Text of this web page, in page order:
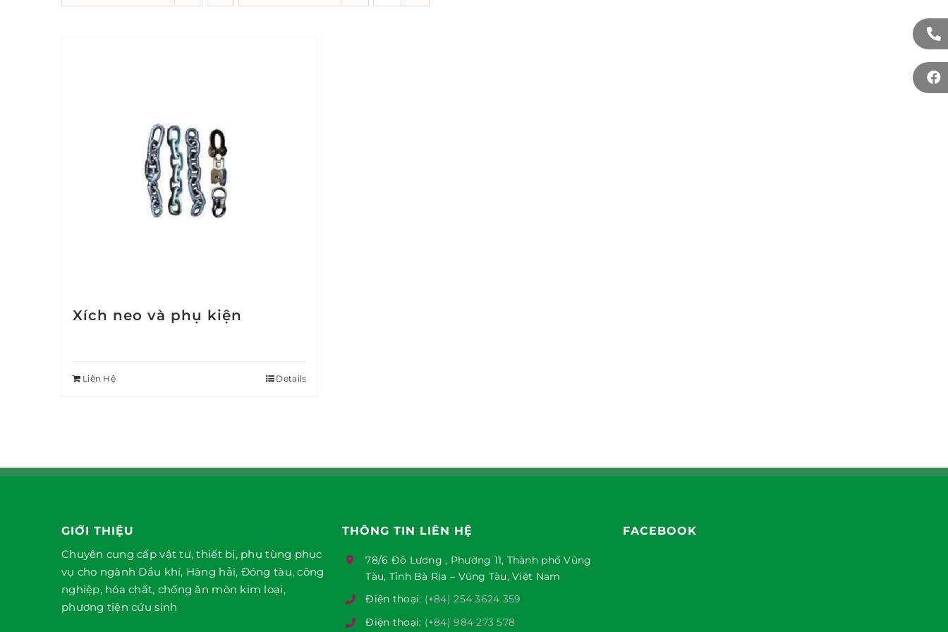
Xích neo và phụ kiện
Liên Hệ Details
GIỚI THIỆU
Chuyên cung cấp vật tư, thiết bị, phụ tùng phục
vụ cho ngành Dầu khí, Hàng hải, Đóng tàu, công
nghiệp, hóa chất, chống ăn mòn kim loại,
phương tiện cứu sinh
THÔNG TIN LIÊN HỆ
78/6 Đô Lương , Phường 11, Thành phố Vũng
Tàu, Tỉnh Bà Rịa – Vũng Tàu, Việt Nam
Điện thoại: (+84) 254 3624 359
Điện thoại: (+84) 984 273 578
FACEBOOK